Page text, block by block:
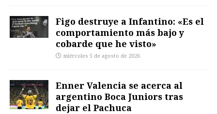
Figo destruye a Infantino: «Es el
comportamiento más bajo y
cobarde que he visto»
miércoles 5 de agosto de 2026
Enner Valencia se acerca al
argentino Boca Juniors tras
dejar el Pachuca